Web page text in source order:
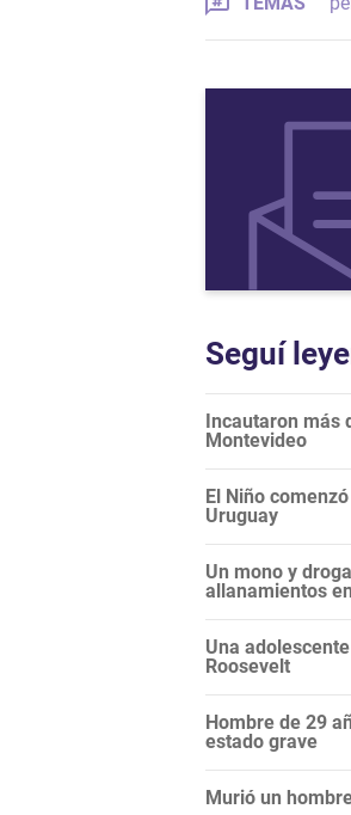
Seguí
Incautaron más
Montevideo
El Niño
Uruguay
Un mono y
allanamientos
Una
Roosevelt
Hombre de 29
estado grave
Murió un